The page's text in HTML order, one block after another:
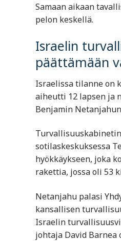
Samaan aikaan
pelon keskellä.
Israelin
päättämään
Israelissa tilanne on
aiheutti 12 lapsen ja
Benjamin
sotilaskeskuksessa
hyökkäykseen, joka
rakettia, jossa oli 53
Netanjahu palasi
kansallisen
Israelin
johtaja David